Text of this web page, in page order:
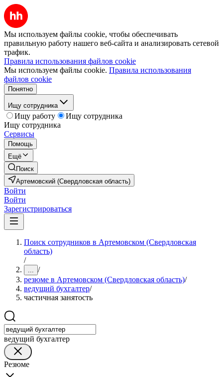
Мы используем файлы cookie, чтобы обеспечивать
правильную работу нашего веб-сайта и анализировать сетевой
трафик.
Правила использования файлов cookie
Мы используем файлы cookie. Правила использования
файлов cookie
Понятно
Ищу сотрудника
Ищу работу
Ищу сотрудника
Ищу сотрудника
Сервисы
Помощь
Ещё
Поиск
Артемовский (Свердловская область)
Войти
Войти
Зарегистрироваться
Поиск сотрудников в Артемовском (Свердловская
область)
/
... /
резюме в Артемовском (Свердловская область)/
ведущий бухгалтер/
частичная занятость
ведущий бухгалтер
Резюме